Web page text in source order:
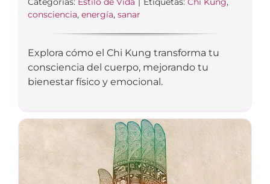
consciencia, energía, sanar
Explora cómo el Chi Kung transforma tu
consciencia del cuerpo, mejorando tu
bienestar físico y emocional.